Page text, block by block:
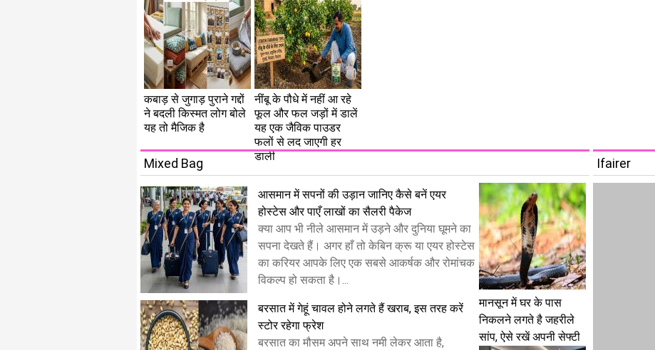
कबाड़ से जुगाड़ पुराने गद्दों
ने बदली किस्मत लोग बोले
यह तो मैजिक है
नींबू के पौधे में नहीं आ रहे
फूल और फल जड़ों में डालें
यह एक जैविक पाउडर
फलों से लद जाएगी हर
डाली
Mixed Bag
​आसमान में सपनों की उड़ान जानिए कैसे बनें एयर
होस्टेस और पाएँ लाखों का सैलरी पैकेज
क्या आप भी नीले आसमान में उड़ने और दुनिया घूमने का
सपना देखते हैं। अगर हाँ तो केबिन क्रू या एयर होस्टेस
का करियर आपके लिए एक सबसे आकर्षक और रोमांचक
विकल्प हो सकता है।...
बरसात में गेहूं चावल होने लगते हैं खराब, इस तरह करें
स्टोर रहेगा फ्रेश
बरसात का मौसम अपने साथ नमी लेकर आता है,
मानसून में घर के पास
निकलने लगते है जहरीले
सांप, ऐसे रखें अपनी सेफ्टी
Ifairer